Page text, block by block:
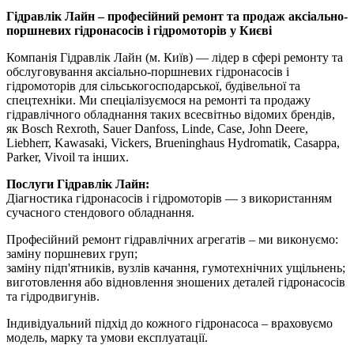
Гідравлік Лайн – професійний ремонт та продаж аксіально-
поршневих гідронасосів і гідромоторів у Києві
Компанія Гідравлік Лайн (м. Київ) — лідер в сфері ремонту та
обслуговування аксіально-поршневих гідронасосів і
гідромоторів для сільськогосподарської, будівельної та
спецтехніки. Ми спеціалізуємося на ремонті та продажу
гідравлічного обладнання таких всесвітньо відомих брендів,
як Bosch Rexroth, Sauer Danfoss, Linde, Case, John Deere,
Liebherr, Kawasaki, Vickers, Brueninghaus Hydromatik, Casappa,
Parker, Vivoil та інших.
Послуги Гідравлік Лайн:
Діагностика гідронасосів і гідромоторів — з використанням
сучасного стендового обладнання.
Професійний ремонт гідравлічних агрегатів – ми виконуємо:
заміну поршневих груп;
заміну підп'ятників, вузлів качання, гумотехнічних ущільнень;
виготовлення або відновлення зношених деталей гідронасосів
та гідродвигунів.
Індивідуальний підхід до кожного гідронасоса – враховуємо
модель, марку та умови експлуатації.